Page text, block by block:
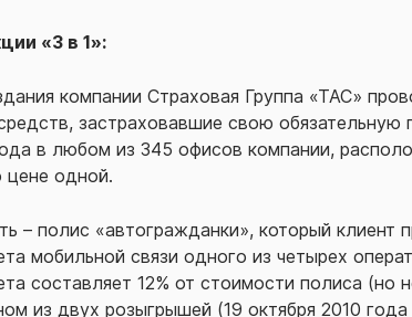
«3 в 1»:
компании Страховая Группа «ТАС»
застраховавшие свою
в любом из 345 офисов компании,
цене одной.
– полис «автогражданки», который
мобильной связи одного из четырех
составляет 12% от стоимости полиса
из двух розыгрышей (19 октября 2010 года